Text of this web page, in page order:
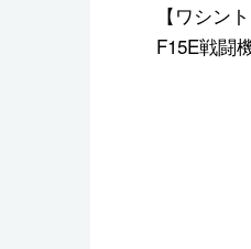
【ワシン
F15E戦闘